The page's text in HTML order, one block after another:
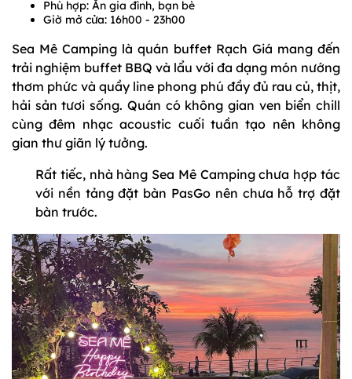
Phù hợp: Ăn gia đình, bạn bè
Giờ mở cửa: 16h00 - 23h00
Sea Mê Camping là quán buffet Rạch Giá mang đến
trải nghiệm buffet BBQ và lẩu với đa dạng món nướng
thơm phức và quầy line phong phú đầy đủ rau củ, thịt,
hải sản tươi sống. Quán có không gian ven biển chill
cùng đêm nhạc acoustic cuối tuần tạo nên không
gian thư giãn lý tưởng.
Rất tiếc, nhà hàng Sea Mê Camping chưa hợp tác
với nền tảng đặt bàn PasGo nên chưa hỗ trợ đặt
bàn trước.